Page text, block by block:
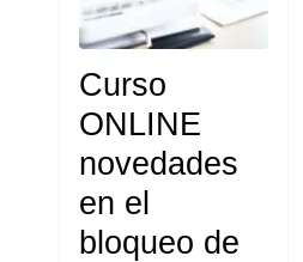
Curso
ONLINE
novedades
en el
bloqueo de